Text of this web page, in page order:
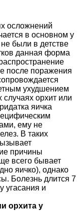
осложнений
в основном у
были в детстве
данная форма
после поражения
ухудшением
орхит или
яичка
ему не
В таких
причины
всего бывает
яичко), однако
Болезнь длится 7
угасания и
орхита у